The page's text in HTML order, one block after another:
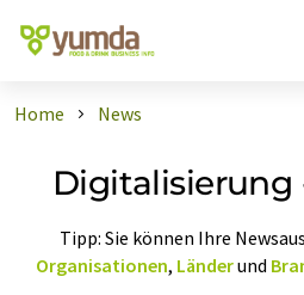
Home News
Digitalisierung
Tipp: Sie können Ihre
Organisationen, Länderund